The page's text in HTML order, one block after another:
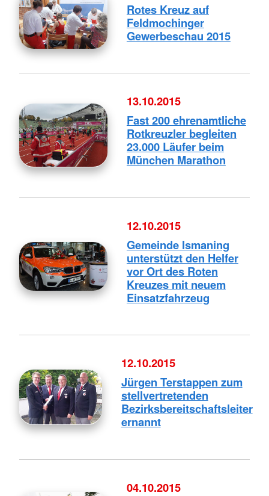
Rotes Kreuz auf
Feldmochinger
Gewerbeschau 2015
13.10.2015
Fast 200 ehrenamtliche
Rotkreuzler begleiten
23.000 Läufer beim
München Marathon
12.10.2015
Gemeinde Ismaning
unterstützt den Helfer
vor Ort des Roten
Kreuzes mit neuem
Einsatzfahrzeug
12.10.2015
Jürgen Terstappen zum
stellvertretenden
Bezirksbereitschaftsleiter
ernannt
04.10.2015